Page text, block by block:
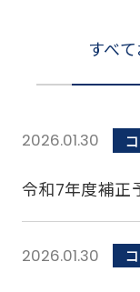
すべて
2026.01.30
令和7年度補正
2026.01.30